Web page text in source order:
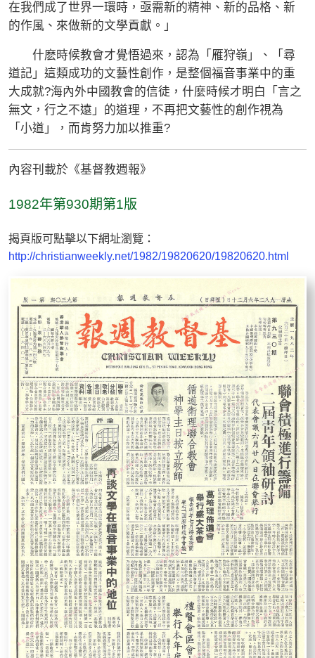
在我們成了世界一環時，亟需新的精神、新的品格、新
的作風、來做新的文學貢獻。」
什麽時候教會才覺悟過來，認為「雁狩嶺」、「尋
道記」這類成功的文藝性創作，是整個福音事業中的重
大成就?海內外中國教會的信徒，什麼時候才明白「言之
無文，行之不遠」的道理，不再把文藝性的創作視為
「小道」，而肯努力加以推重?
內容刊載於《基督教週報》
1982年第930期第1版
揭頁版可點擊以下網址瀏覽：
http://christianweekly.net/1982/19820620/19820620.html